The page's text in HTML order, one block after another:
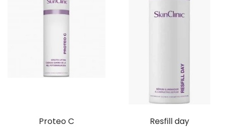
Proteo C Resfill day